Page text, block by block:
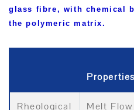
glass fibre, with chemical
the polymeric matrix.
Properties
Rheological
Melt Flow